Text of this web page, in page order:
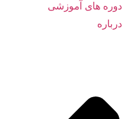
دوره های آموزشی